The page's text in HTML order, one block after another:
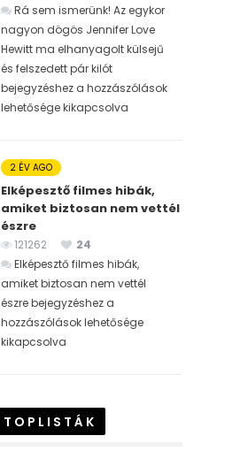
Rá sem ismerünk! Az egykor
nagyon dögös Jennifer Love
Hewitt ma elhanyagolt külsejű
és felszedett pár kilót
bejegyzéshez a hozzászólások
lehetősége kikapcsolva
2 ÉV AGO
Elképesztő filmes hibák,
amiket biztosan nem vettél
észre
121262
24
Elképesztő filmes hibák,
amiket biztosan nem vettél
észre bejegyzéshez a
hozzászólások lehetősége
kikapcsolva
TOPLISTÁK